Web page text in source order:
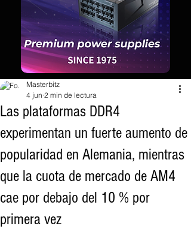
Las plataformas DDR4
experimentan un fuerte aumento de
popularidad en Alemania, mientras
que la cuota de mercado de AM4
cae por debajo del 10 % por
primera vez
Masterbitz
4 jun 2 min de lectura